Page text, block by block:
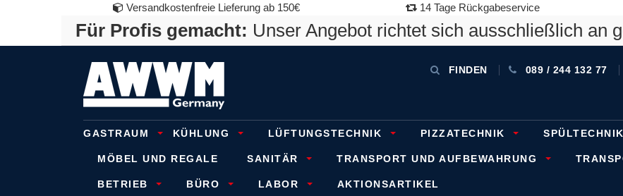
Versandkostenfreie Lieferung ab 150€ 14 Tage Rückgabeservice
Für Profis gemacht: Unser Angebot richtet sich ausschließlich an
FINDEN 089 / 244 132 77
GASTRAUM KÜHLUNG LÜFTUNGSTECHNIK PIZZATECHNIK SPÜLTECHNIK
MÖBEL UND REGALE SANITÄR TRANSPORT UND AUFBEWAHRUNG
BETRIEB BÜRO LABOR AKTIONSARTIKEL